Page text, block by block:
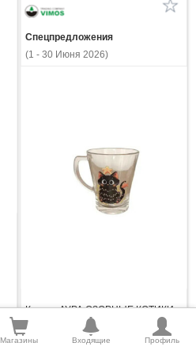
Спецпредложения
(1 - 30 Июня 2026)
Кружка АУРА ОЗОРНЫЕ КОТИКИ
300мл
Магазины Входящие Профиль